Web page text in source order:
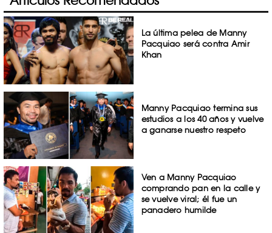
La última pelea de Manny
Pacquiao será contra Amir
Khan
Manny Pacquiao termina sus
estudios a los 40 años y vuelve
a ganarse nuestro respeto
Ven a Manny Pacquiao
comprando pan en la calle y
se vuelve viral; él fue un
panadero humilde